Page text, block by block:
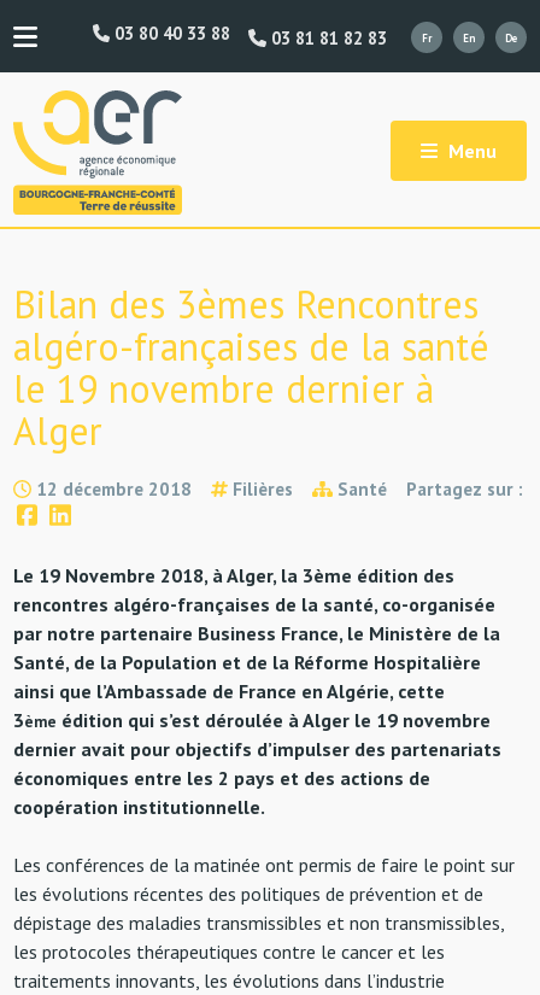
03 81 81 82 83
03 80 40 33 88
Menu
Bilan des 3èmes Rencontres
algéro-françaises de la santé
le 19 novembre dernier à
Alger
12 décembre 2018 Filières Santé Partagez sur :
Le 19 Novembre 2018, à Alger, la 3ème édition des
rencontres algéro-françaises de la santé, co-organisée
par notre partenaire Business France, le Ministère de la
Santé, de la Population et de la Réforme Hospitalière
ainsi que l’Ambassade de France en Algérie, cette
3ème édition qui s’est déroulée à Alger le 19 novembre
dernier avait pour objectifs d’impulser des partenariats
économiques entre les 2 pays et des actions de
coopération institutionnelle.
Les conférences de la matinée ont permis de faire le point sur
les évolutions récentes des politiques de prévention et de
dépistage des maladies transmissibles et non transmissibles,
les protocoles thérapeutiques contre le cancer et les
traitements innovants, les évolutions dans l’industrie